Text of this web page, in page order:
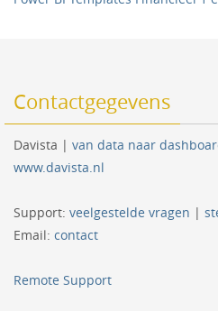
Contactgegevens
Davista | van data naar
www.davista.nl
Support: veelgestelde vragen |
Email: contact
Remote Support